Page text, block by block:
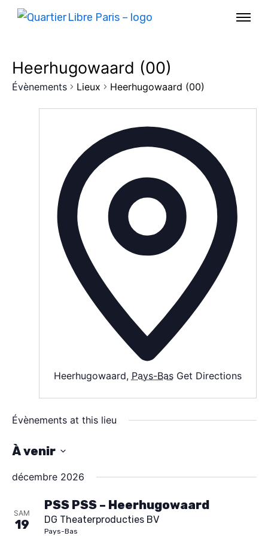
AGENDA
SPECTACLE
À PROPOS
CONTACT
Heerhugowaard (00)
Évènements Lieux Heerhugowaard (00)
Heerhugowaard, Pays-Bas Get Directions
Évènements at this lieu
À venir
e
décembre 2026
SAM
19
PSS PSS – Heerhugowaard
DG Theaterproducties BV
Pays-Bas